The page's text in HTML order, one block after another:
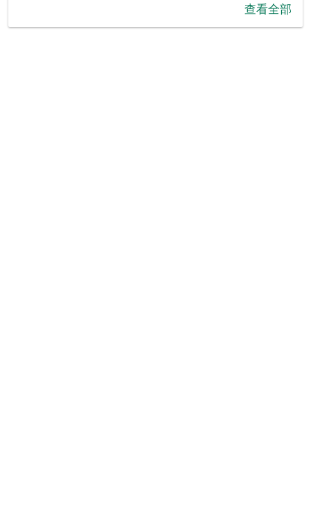
查看全部